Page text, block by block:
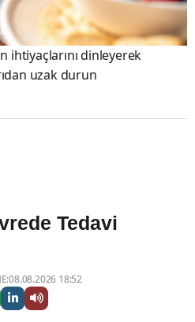
ihtiyaçlarını dinleyerek
uzak durun
Tedavi
18:52